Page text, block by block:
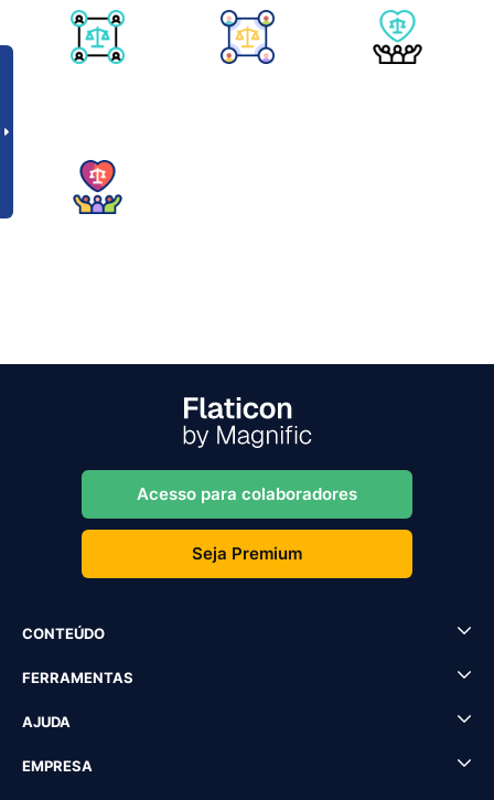
Acesso para colaboradores
Seja Premium
CONTEÚDO
FERRAMENTAS
AJUDA
EMPRESA